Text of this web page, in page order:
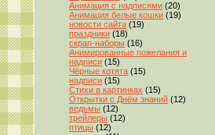
Анимация с надписями (20)
Анимация белые кошки (19)
новости сайта (19)
праздники (18)
скрап-наборы (16)
Анимированные пожелания и
надписи (15)
Чёрные котята (15)
надписи (15)
Стихи в картинках (15)
Открытки с Днём знаний (12)
ведьмы (12)
трейлеры (12)
птицы (12)